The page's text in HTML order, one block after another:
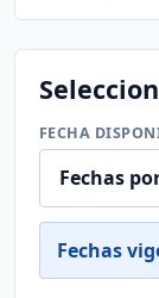
FECHA
Fechas